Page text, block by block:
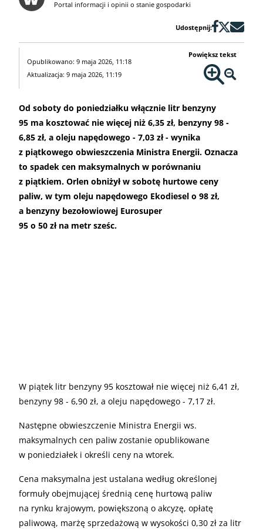
Portal informacji i opinii o stanie gospodarki
Udostępnij:
Opublikowano: 9 maja 2026, 11:18
Aktualizacja: 9 maja 2026, 11:19
Powiększ tekst
Od soboty do poniedziałku włącznie litr benzyny
95 ma kosztować nie więcej niż 6,35 zł, benzyny 98 -
6,85 zł, a oleju napędowego - 7,03 zł - wynika
z piątkowego obwieszczenia Ministra Energii. Oznacza
to spadek cen maksymalnych w porównaniu
z piątkiem. Orlen obniżył w sobotę hurtowe ceny
paliw, w tym oleju napędowego Ekodiesel o 98 zł,
a benzyny bezołowiowej Eurosuper
95 o 50 zł na metr sześc.
W piątek litr benzyny 95 kosztował nie więcej niż 6,41 zł,
benzyny 98 - 6,90 zł, a oleju napędowego - 7,17 zł.
Następne obwieszczenie Ministra Energii ws.
maksymalnych cen paliw zostanie opublikowane
w poniedziałek i określi ceny na wtorek.
Cena maksymalna jest ustalana według określonej
formuły obejmującej średnią cenę hurtową paliw
na rynku krajowym, powiększoną o akcyzę, opłatę
paliwową, marżę sprzedażową w wysokości 0,30 zł za litr